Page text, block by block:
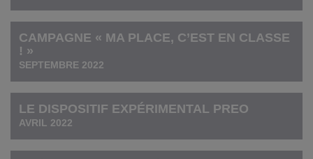
CAMPAGNE « MA PLACE, C’EST EN CLASSE
! »
SEPTEMBRE 2022
LE DISPOSITIF EXPÉRIMENTAL PREO
AVRIL 2022